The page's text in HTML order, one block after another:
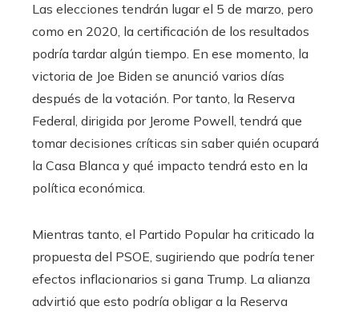
Las elecciones tendrán lugar el 5 de marzo, pero
como en 2020, la certificación de los resultados
podría tardar algún tiempo. En ese momento, la
victoria de Joe Biden se anunció varios días
después de la votación. Por tanto, la Reserva
Federal, dirigida por Jerome Powell, tendrá que
tomar decisiones críticas sin saber quién ocupará
la Casa Blanca y qué impacto tendrá esto en la
política económica.
Mientras tanto, el Partido Popular ha criticado la
propuesta del PSOE, sugiriendo que podría tener
efectos inflacionarios si gana Trump. La alianza
advirtió que esto podría obligar a la Reserva